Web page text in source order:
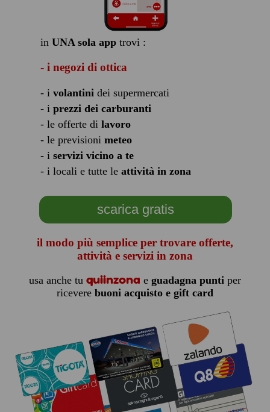
in UNA sola apptrovi :
- i negozi di ottica
- i volantinidei supermercati
- i prezzi dei carburanti
- le offerte di lavoro
- le previsioni meteo
- i servizi vicino a te
- i locali e tutte le attività in zona
scarica gratis
il modo più semplice per trovare offerte,
attività e servizi in zona
usa anche tu quiinzona e guadagna puntiper
ricevere buoni acquisto e gift card